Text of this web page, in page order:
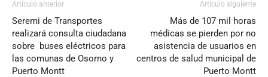
Artículo anterior
Seremi de Transportes
realizará consulta ciudadana
sobre buses eléctricos para
las comunas de Osorno y
Puerto Montt
Artículo siguiente
Más de 107 mil horas
médicas se pierden por no
asistencia de usuarios en
centros de salud municipal de
Puerto Montt